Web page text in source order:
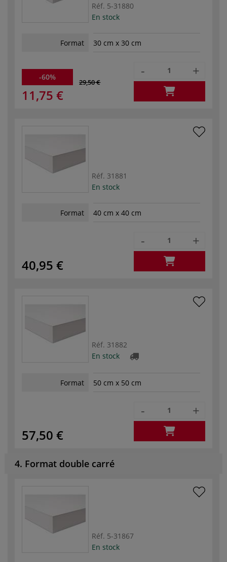
Réf. 5-31880
En stock
Format 30 cm x 30 cm
-60%
29,50 €
11,75 €
- +
Réf. 31881
En stock
Format 40 cm x 40 cm
40,95 €
- +
Réf. 31882
En stock
Format 50 cm x 50 cm
57,50 €
- +
4. Format double carré
Réf. 5-31867
En stock